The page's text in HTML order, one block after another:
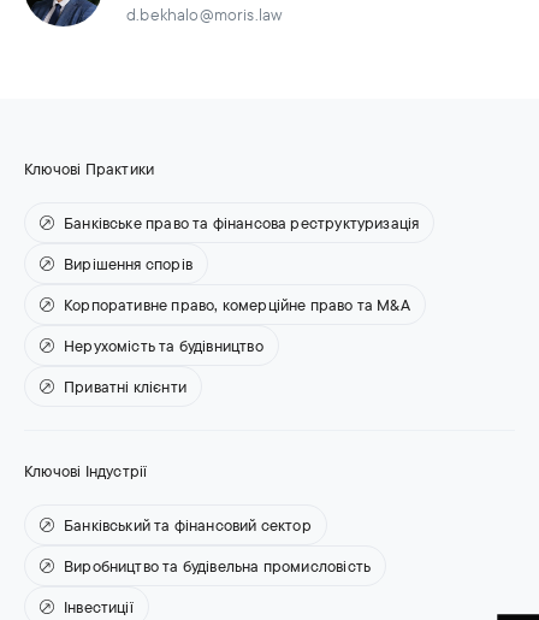
d.bekhalo@moris.law
Ключові Практики
Банківське право та фінансова реструктуризація
Вирішення спорів
Корпоративне право, комерційне право та M&A
Нерухомість та будівництво
Приватні клієнти
Ключові Індустрії
Банківський та фінансовий сектор
Виробництво та будівельна промисловість
Інвестиції